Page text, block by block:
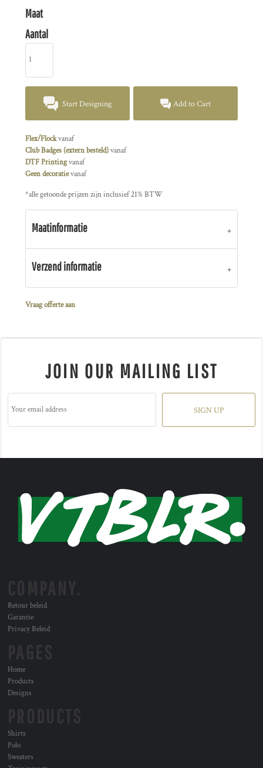
Maat
Aantal
Start Designing Add to Cart
Flex/Flockvanaf
Club Badges (extern besteld)vanaf
DTF Printingvanaf
Geen decoratievanaf
*alle getoonde prijzen zijn inclusief 21% BTW
Maatinformatie
Verzend informatie
Vraag offerte aan
JOIN OUR MAILING LIST
SIGN UP
Retour beleid
Garantie
Privacy Beleid
Home
Products
Designs
Shirts
Polo
Sweaters